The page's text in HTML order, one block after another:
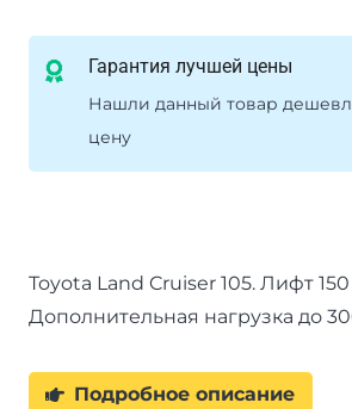
нагрузкаГарантия лучшей цены
Нашли данный товар
цену
Toyota Land Cruiser 105. Лифт
Дополнительная нагрузка до
Подробное описание